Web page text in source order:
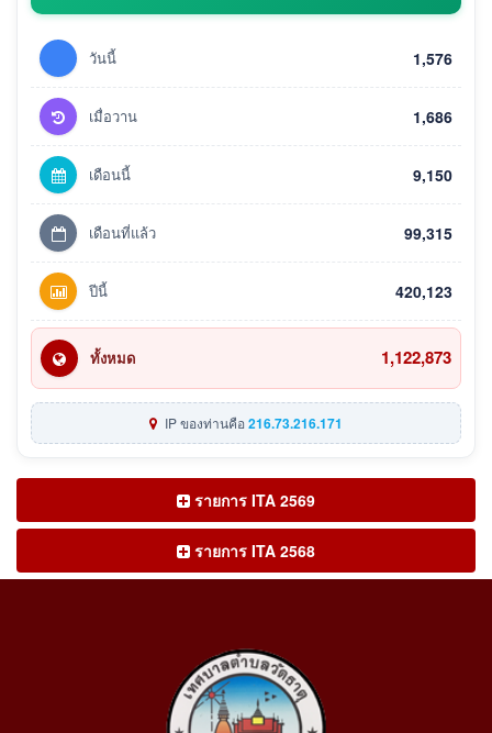
วันนี้ 1,576
เมื่อวาน 1,686
เดือนนี้ 9,150
เดือนที่แล้ว 99,315
ปีนี้ 420,123
ทั้งหมด 1,122,873
IP ของท่านคือ216.73.216.171
รายการ ITA 2569
รายการ ITA 2568